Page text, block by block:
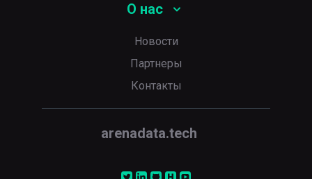
О нас
Новости
Партнеры
Контакты
arenadata.tech